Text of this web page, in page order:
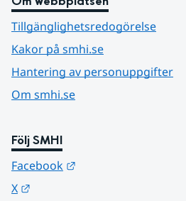
Tillgänglighetsredogörelse
Kakor på smhi.se
Hantering av personuppgifter
Om smhi.se
Följ SMHI
Facebook
X